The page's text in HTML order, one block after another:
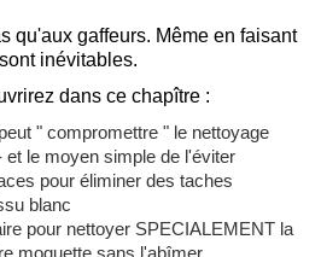
qu'aux gaffeurs. Même en faisant
inévitables.
dans ce chapître :
" compromettre " le nettoyage
et le moyen simple de l'éviter
pour éliminer des taches
blanc
pour nettoyer SPECIALEMENT la